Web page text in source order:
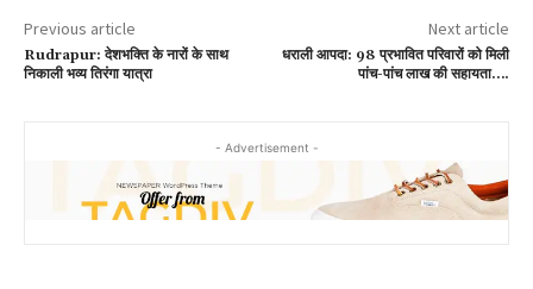
Previous article
Rudrapur: देशभक्ति के नारों के साथ
निकाली भव्य तिरंगा यात्रा
Next article
धराली आपदा: 98 प्रभावित परिवारों को मिली
पांच-पांच लाख की सहायता….
- Advertisement -